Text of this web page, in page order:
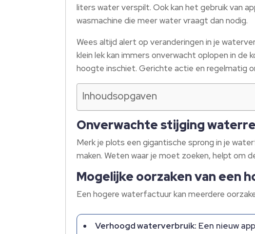
liters water verspilt. Ook kan het gebruik van
wasmachine die meer water vraagt dan nodig.
Wees altijd alert op veranderingen in je
klein lek kan immers onverwacht oplopen in
hoogte inschiet. Gerichte actie en regelmatig
Inhoudsopgaven
Onverwachte stijging
Merk je plots een gigantische sprong in je
maken. Weten waar je moet zoeken, helpt om
Mogelijke oorzaken van een
Een hogere waterfactuur kan meerdere
Verhoogd waterverbruik: Een nieuw